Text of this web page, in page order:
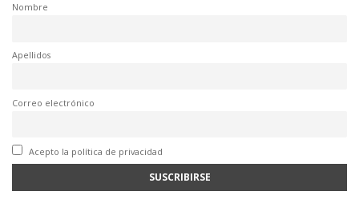
Nombre
Apellidos
Correo electrónico
Acepto la política de privacidad